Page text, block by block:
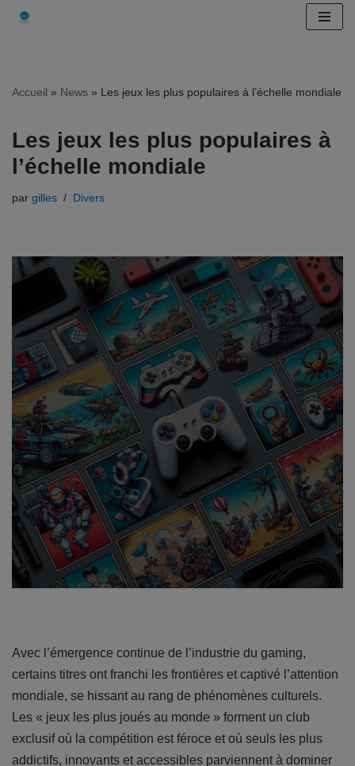
contenu
Accueil » News » Les jeux les plus populaires à l’échelle mondiale
Les jeux les plus populaires à
l’échelle mondiale
par gilles Divers
Avec l’émergence continue de l’industrie du gaming,
certains titres ont franchi les frontières et captivé l’attention
mondiale, se hissant au rang de phénomènes culturels.
Les « jeux les plus joués au monde » forment un club
exclusif où la compétition est féroce et où seuls les plus
addictifs, innovants et accessibles parviennent à dominer